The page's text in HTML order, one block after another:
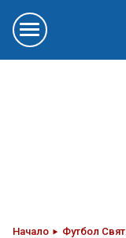
Начало Футбол Свят